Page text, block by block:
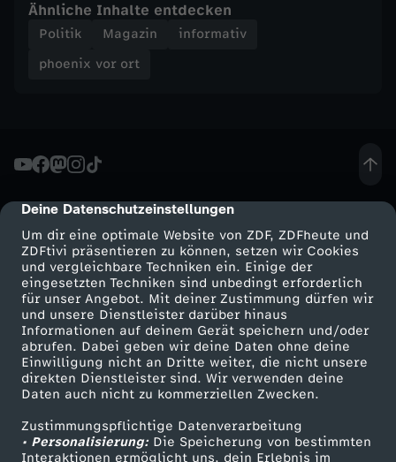
cmp-dialog-description
Deine Datenschutzeinstellungen
Um dir eine optimale Website von ZDF, ZDFheute und
ZDFtivi präsentieren zu können, setzen wir Cookies
und vergleichbare Techniken ein. Einige der
eingesetzten Techniken sind unbedingt erforderlich
für unser Angebot. Mit deiner Zustimmung dürfen wir
und unsere Dienstleister darüber hinaus
Informationen auf deinem Gerät speichern und/oder
abrufen. Dabei geben wir deine Daten ohne deine
Einwilligung nicht an Dritte weiter, die nicht unsere
direkten Dienstleister sind. Wir verwenden deine
Daten auch nicht zu kommerziellen Zwecken.
Zustimmungspflichtige Datenverarbeitung
• Personalisierung:Die Speicherung von bestimmten
Interaktionen ermöglicht uns, dein Erlebnis im
C
-
L
a
n
d
e
s
Ähnliche Inhalte entdecken
Politik Magazin
informativ
phoenix vor ort
Mehr ZDF
ZDF-Apps
Smart TV
ZDFtext
Livestreams
Sendungen A-Z
Service
ZDFmitreden
Kontakt zum ZDF
Tickets
Zuschauerservice
Hilfe